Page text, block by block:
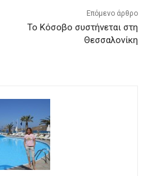
Επόμενο άρθρο
Το Κόσοβο συστήνεται στη
Θεσσαλονίκη